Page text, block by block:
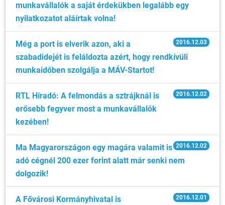
munkavállalók a saját érdekükben legalább egy
nyilatkozatot aláírtak volna!
2016.12.03
Még a port is elverik azon, aki a
szabadidejét is feláldozta azért, hogy rendkívüli
munkaidőben szolgálja a MÁV-Startot!
2016.12.02
RTL Híradó: A felmondás a sztrájknál is
erősebb fegyver most a munkavállalók
kezében!
2016.12.02
Ma Magyarországon egy magára valamit is
adó cégnél 200 ezer forint alatt már senki nem
dolgozik!
2016.12.01
A Fővárosi Kormányhivatal is